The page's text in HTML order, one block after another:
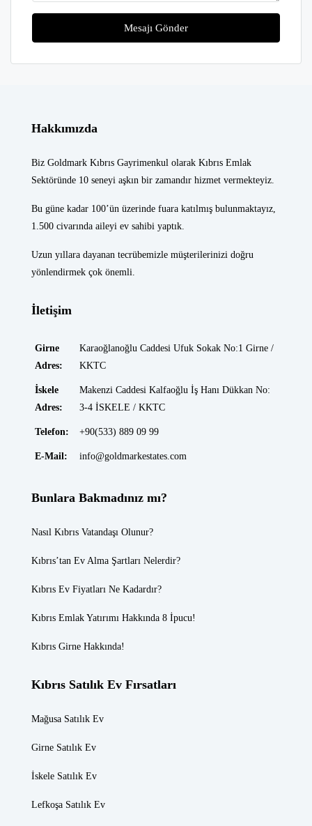
Mesajı Gönder
Hakkımızda
Biz Goldmark Kıbrıs Gayrimenkul olarak Kıbrıs Emlak
Sektöründe 10 seneyi aşkın bir zamandır hizmet vermekteyiz.
Bu güne kadar 100’ün üzerinde fuara katılmış bulunmaktayız,
1.500 civarında aileyi ev sahibi yaptık.
Uzun yıllara dayanan tecrübemizle müşterilerinizi doğru
yönlendirmek çok önemli.
İletişim
Girne
Adres:
Karaoğlanoğlu Caddesi Ufuk Sokak No:1 Girne /
KKTC
İskele
Adres:
Makenzi Caddesi Kalfaoğlu İş Hanı Dükkan No:
3-4 İSKELE / KKTC
Telefon: +90(533) 889 09 99
E-Mail: info@goldmarkestates.com
Bunlara Bakmadınız mı?
Nasıl Kıbrıs Vatandaşı Olunur?
Kıbrıs’tan Ev Alma Şartları Nelerdir?
Kıbrıs Ev Fiyatları Ne Kadardır?
Kıbrıs Emlak Yatırımı Hakkında 8 İpucu!
Kıbrıs Girne Hakkında!
Kıbrıs Satılık Ev Fırsatları
Mağusa Satılık Ev
Girne Satılık Ev
İskele Satılık Ev
Lefkoşa Satılık Ev